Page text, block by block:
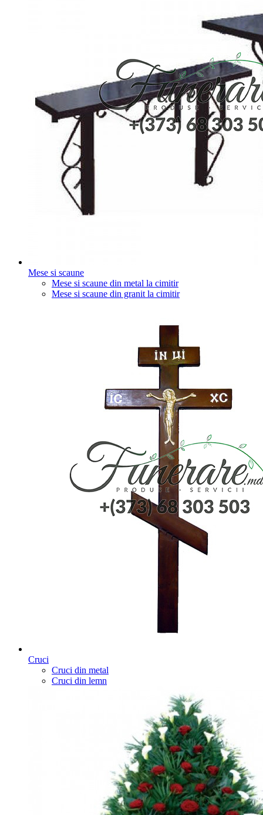
Mese si scaune
Mese si scaune din metal la cimitir
Mese si scaune din granit la cimitir
Cruci
Cruci din metal
Cruci din lemn